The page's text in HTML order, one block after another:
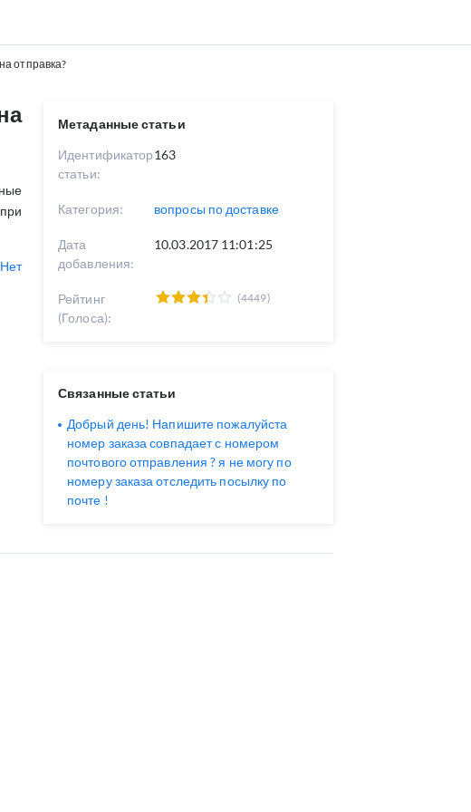
отправка?
Нет
Метаданные статьи
Идентификатор
статьи:
163
Категория: вопросы по доставке
Дата
добавления:
10.03.2017 11:01:25
Рейтинг
(Голоса):
(4449)
Связанные статьи
Добрый день! Напишите пожалуйста
номер заказа совпадает с номером
почтового отправления ? я не могу по
номеру заказа отследить посылку по
почте !